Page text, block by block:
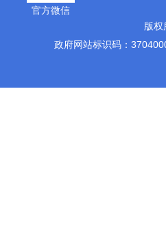
官方微信
版
政府网站标识码：